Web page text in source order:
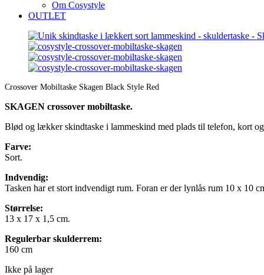
Om Cosystyle
OUTLET
Crossover Mobiltaske Skagen Black Style Red
SKAGEN crossover mobiltaske.
Blød og lækker skindtaske i lammeskind med plads til telefon, kort
Farve:
Sort.
Indvendig:
Tasken har et stort indvendigt rum. Foran er der lynlås rum 10 x 10
Størrelse:
13 x 17 x 1,5 cm.
Regulerbar skulderrem:
160 cm
Ikke på lager